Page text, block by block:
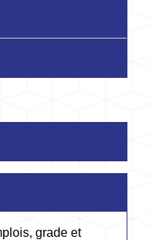
grade et